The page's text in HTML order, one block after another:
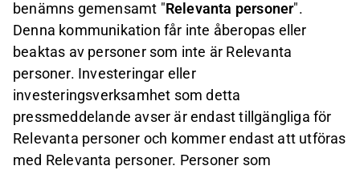
benämns gemensamt "Relevanta personer".
Denna kommunikation får inte åberopas eller
beaktas av personer som inte är Relevanta
personer. Investeringar eller
investeringsverksamhet som detta
pressmeddelande avser är endast tillgängliga för
Relevanta personer och kommer endast att utföras
med Relevanta personer. Personer som